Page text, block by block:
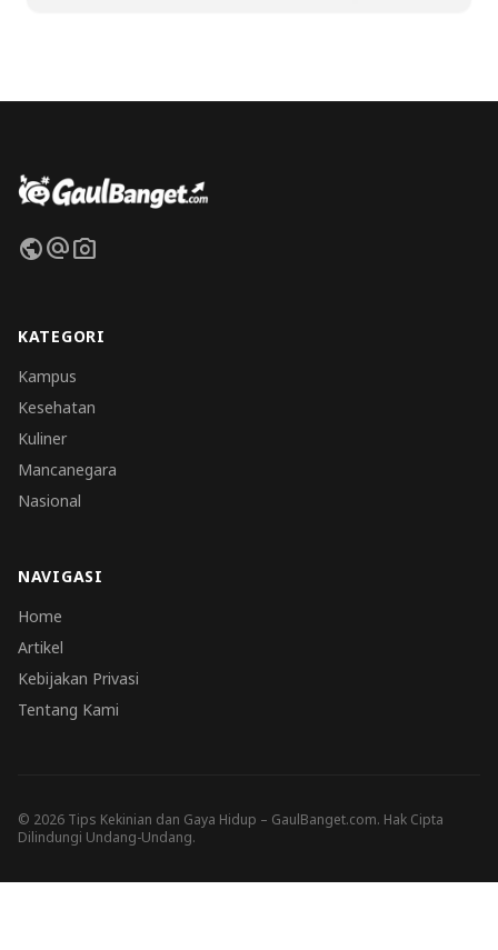
publicalternate_emailphoto_camera
KATEGORI
Kampus
Kesehatan
Kuliner
Mancanegara
Nasional
NAVIGASI
Home
Artikel
Kebijakan Privasi
Tentang Kami
© 2026 Tips Kekinian dan Gaya Hidup – GaulBanget.com. Hak Cipta
Dilindungi Undang-Undang.